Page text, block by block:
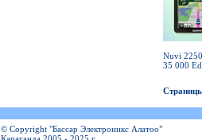
Nuvi
35 000
© Copyright "Бассар Электроникс Алатоо"